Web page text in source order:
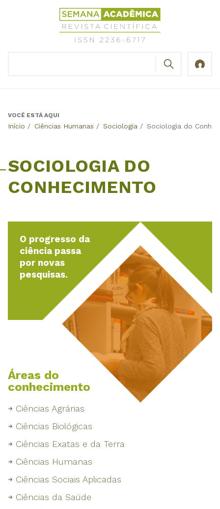
Revista
Científica
Semana
Back
VOCÊ ESTÁ AQUI
Início / Ciências Humanas / Sociologia / Sociologia do
SOCIOLOGIA DO
CONHECIMENTO
O progresso da
ciência passa
por novas
pesquisas.
Áreas do
conhecimento
Ciências Agrárias
Ciências Biológicas
Ciências Exatas e da Terra
Ciências Humanas
Ciências Sociais Aplicadas
Ciências da Saúde